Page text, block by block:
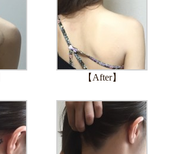
【After】